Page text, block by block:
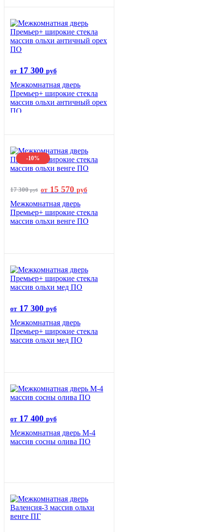
от 17 300 руб
Межкомнатная дверь
Премьер+ широкие стекла
массив ольхи античный орех
ПО
-10%
17 300руб от 15 570 руб
Межкомнатная дверь
Премьер+ широкие стекла
массив ольхи венге ПО
от 17 300 руб
Межкомнатная дверь
Премьер+ широкие стекла
массив ольхи мед ПО
от 17 400 руб
Межкомнатная дверь М-4
массив сосны олива ПО